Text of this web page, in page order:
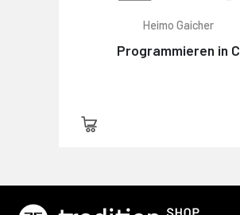
Heimo Gaicher
Programmieren in C